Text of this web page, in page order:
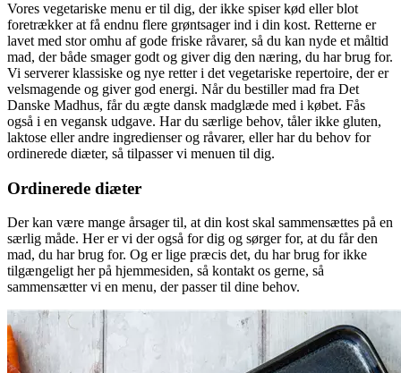
Vores vegetariske menu er til dig, der ikke spiser kød eller blot
foretrækker at få endnu flere grøntsager ind i din kost. Retterne er
lavet med stor omhu af gode friske råvarer, så du kan nyde et måltid
mad, der både smager godt og giver dig den næring, du har brug for.
Vi serverer klassiske og nye retter i det vegetariske repertoire, der er
velsmagende og giver god energi. Når du bestiller mad fra Det
Danske Madhus, får du ægte dansk madglæde med i købet. Fås
også i en vegansk udgave. Har du særlige behov, tåler ikke gluten,
laktose eller andre ingredienser og råvarer, eller har du behov for
ordinerede diæter, så tilpasser vi menuen til dig.
Ordinerede diæter
Der kan være mange årsager til, at din kost skal sammensættes på en
særlig måde. Her er vi der også for dig og sørger for, at du får den
mad, du har brug for. Og er lige præcis det, du har brug for ikke
tilgængeligt her på hjemmesiden, så kontakt os gerne, så
sammensætter vi en menu, der passer til dine behov.